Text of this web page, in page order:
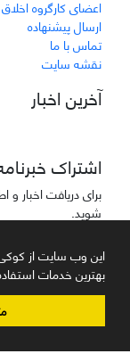
این وب سایت از کوکی
بهترین خدمات
اعضای کارگروه اخلاق
ارسال پیشنهاده
تماس با ما
نقشه سایت
آخرین اخبار
اشتراک
برای دریافت اخبار
شوید.
سامانه مدیریت